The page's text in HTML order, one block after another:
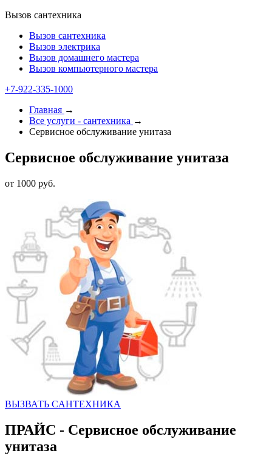
Вызов сантехника
Вызов сантехника
Вызов электрика
Вызов домашнего мастера
Вызов компьютерного мастера
+7-922-335-1000
Главная →
Все услуги - cантехника →
Сервисное обслуживание унитаза
Сервисное обслуживание унитаза
от 1000 руб.
ВЫЗВАТЬ CАНТЕХНИКА
ПРАЙС - Сервисное обслуживание
унитаза